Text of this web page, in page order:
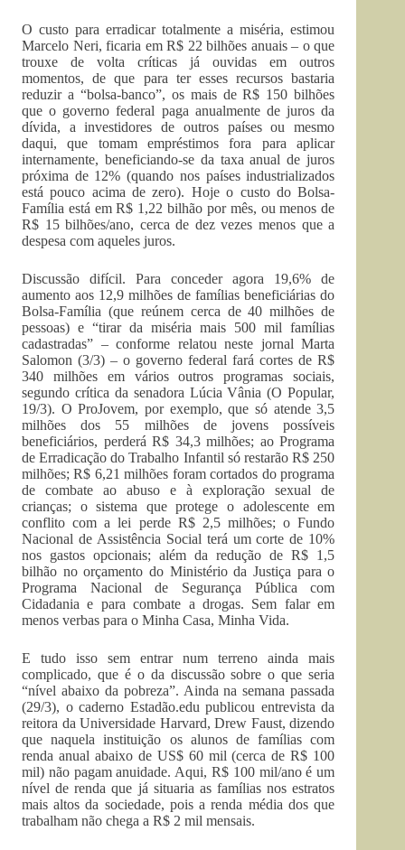
O custo para erradicar totalmente a miséria, estimou
Marcelo Neri, ficaria em R$ 22 bilhões anuais – o que
trouxe de volta críticas já ouvidas em outros
momentos, de que para ter esses recursos bastaria
reduzir a “bolsa-banco”, os mais de R$ 150 bilhões
que o governo federal paga anualmente de juros da
dívida, a investidores de outros países ou mesmo
daqui, que tomam empréstimos fora para aplicar
internamente, beneficiando-se da taxa anual de juros
próxima de 12% (quando nos países industrializados
está pouco acima de zero). Hoje o custo do Bolsa-
Família está em R$ 1,22 bilhão por mês, ou menos de
R$ 15 bilhões/ano, cerca de dez vezes menos que a
despesa com aqueles juros.
Discussão difícil. Para conceder agora 19,6% de
aumento aos 12,9 milhões de famílias beneficiárias do
Bolsa-Família (que reúnem cerca de 40 milhões de
pessoas) e “tirar da miséria mais 500 mil famílias
cadastradas” – conforme relatou neste jornal Marta
Salomon (3/3) – o governo federal fará cortes de R$
340 milhões em vários outros programas sociais,
segundo crítica da senadora Lúcia Vânia (O Popular,
19/3). O ProJovem, por exemplo, que só atende 3,5
milhões dos 55 milhões de jovens possíveis
beneficiários, perderá R$ 34,3 milhões; ao Programa
de Erradicação do Trabalho Infantil só restarão R$ 250
milhões; R$ 6,21 milhões foram cortados do programa
de combate ao abuso e à exploração sexual de
crianças; o sistema que protege o adolescente em
conflito com a lei perde R$ 2,5 milhões; o Fundo
Nacional de Assistência Social terá um corte de 10%
nos gastos opcionais; além da redução de R$ 1,5
bilhão no orçamento do Ministério da Justiça para o
Programa Nacional de Segurança Pública com
Cidadania e para combate a drogas. Sem falar em
menos verbas para o Minha Casa, Minha Vida.
E tudo isso sem entrar num terreno ainda mais
complicado, que é o da discussão sobre o que seria
“nível abaixo da pobreza”. Ainda na semana passada
(29/3), o caderno Estadão.edu publicou entrevista da
reitora da Universidade Harvard, Drew Faust, dizendo
que naquela instituição os alunos de famílias com
renda anual abaixo de US$ 60 mil (cerca de R$ 100
mil) não pagam anuidade. Aqui, R$ 100 mil/ano é um
nível de renda que já situaria as famílias nos estratos
mais altos da sociedade, pois a renda média dos que
trabalham não chega a R$ 2 mil mensais.